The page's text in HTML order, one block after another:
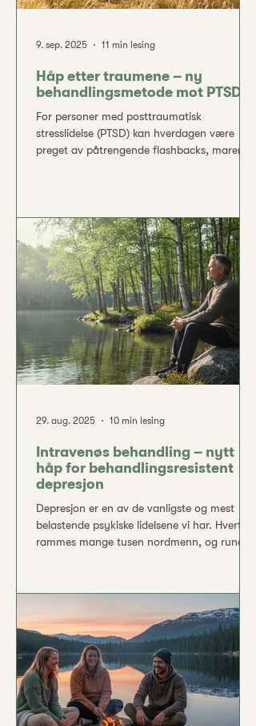
Håp etter traumene – ny
behandlingsmetode mot PTSD
For personer med posttraumatisk
stresslidelse (PTSD) kan hverdagen være
preget av påtrengende flashbacks, mareritt,
vold, og kroppens beredskapssystem står
kontinuerlig på tå hev. En ny type
infusjonsbehandling gir imidlertid håp – den
ser ut til å kunne dempe de intense
stressreaksjonene og hjelpe den enkelte å
finne tilbake til en indre trygghet. Man
9. sep. 2025 11 min lesing
Intravenøs behandling – nytt
håp for behandlingsresistent
depresjon
Depresjon er en av de vanligste og mest
belastende psykiske lidelsene vi har. Hvert år
rammes mange tusen nordmenn, og rundt
antidepressiva ikke fører fram. For disse kan
livet bli en krevende kamp preget av
vedvarende symptomer, redusert livskvalitet
og i verste fall tilbakevendende
selvmordstanker. Behovet for nye
behandlingsmetoder har derfor økt i takt
med erkjennelsen av at dagens tilbud ikke
29. aug. 2025 10 min lesing